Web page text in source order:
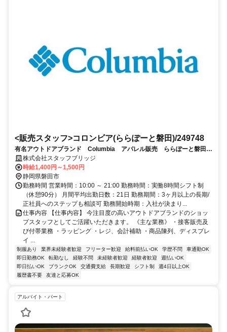
<販売スタッフ>コロンビア(ららぽーと磐田)/249748
有名アウトドアブランド Columbia アパレル販売 ららぽーと磐田
（車通勤OK・制服貸与）
株式会社スタッフブリッジ
時給1,400円～1,500円
静岡県磐田市
勤務時間 営業時間：10:00 ～ 21:00 勤務時間：実働8時間シフト制
（休憩90分） 月間平均出勤日数：21日 勤務期間：3ヶ月以上の長期/
正社員へのステップも相談可 勤務開始時期：入社が決まり...
仕事内容 【仕事内容】 今注目度の高いアウトドアブランドのショッ
プスタッフとしてご活躍いただきます。 《主な業務》 ・接客販売及
び付帯業務 ・ラッピング ・レジ、会計補助 ・商品陳列、ディスプレ
イ ...
制服あり 業界未経験者歓迎 フリーター歓迎 給料前払いOK 学歴不問
車通勤OK
即日勤務OK
転勤なし 経験不問 未経験者歓迎 経験者歓迎
週払いOK
即日払いOK
ブランクOK 交通費支給 長期歓迎 シフト制
週4日以上OK
履歴書不要
友達と応募OK
アルバイト・パート